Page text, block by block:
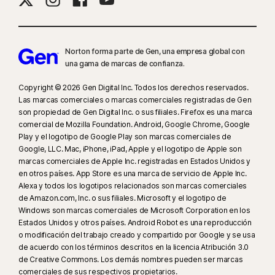
detalles, visita:
Norton.com/smm
La función Protección contra deepfakes automática solo funciona en
en otras plataformas, utiliza el análisis manual. Requiere Windows 11 o
posterior y un navegador compatible. Además, la detección automática
necesita un PC con IA (CPU Qualcomm o Intel de 8 núcleos como mínimo,
16 GB de RAM) o un PC sin IA (CPU de cualquier marca de 6 núcleos como
mínimo, 16 GB de RAM). En PC sin IA con CPU de 4 núcleos como mínimo
y 8 GB de RAM, solo está disponible el análisis manual. Para obtener
información detallada, consultaNorton.com/deepfakesupport.
La función Protección contra deepfakes en el asistente de IA Norton
Genie está disponible en acceso anticipado y solo admite vídeos de
YouTube en inglés.
Norton forma parte de Gen, una empresa global con
una gama de marcas de confianza.
Copyright © 2026 Gen Digital Inc. Todos los derechos reservados.
Las marcas comerciales o marcas comerciales registradas de Gen
son propiedad de Gen Digital Inc. o sus filiales. Firefox es una marca
comercial de Mozilla Foundation. Android, Google Chrome, Google
Play y el logotipo de Google Play son marcas comerciales de
Google, LLC. Mac, iPhone, iPad, Apple y el logotipo de Apple son
marcas comerciales de Apple Inc. registradas en Estados Unidos y
en otros países. App Store es una marca de servicio de Apple Inc.
Alexa y todos los logotipos relacionados son marcas comerciales
de Amazon.com, Inc. o sus filiales. Microsoft y el logotipo de
Windows son marcas comerciales de Microsoft Corporation en los
Estados Unidos y otros países. Android Robot es una reproducción
o modificación del trabajo creado y compartido por Google y se usa
de acuerdo con los términos descritos en la licencia Atribución 3.0
de Creative Commons. Los demás nombres pueden ser marcas
comerciales de sus respectivos propietarios.